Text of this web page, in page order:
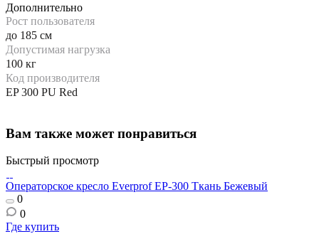
Дополнительно
Рост пользователя
до 185 см
Допустимая нагрузка
100 кг
Код производителя
EP 300 PU Red
Вам также может понравиться
Быстрый просмотр
Операторское кресло Everprof EP-300 Ткань Бежевый
0
0
Где купить